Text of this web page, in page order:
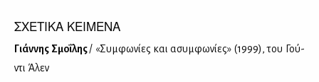
ΣΧΕΤΙΚΑ ΚΕΙΜΕΝΑ
Γιάν­νης Σμο­ΐ­λης/ «Συμ­φω­νί­ες και ασυμ­φω­νί­ες» (1999), του Γού­
ντι Άλεν